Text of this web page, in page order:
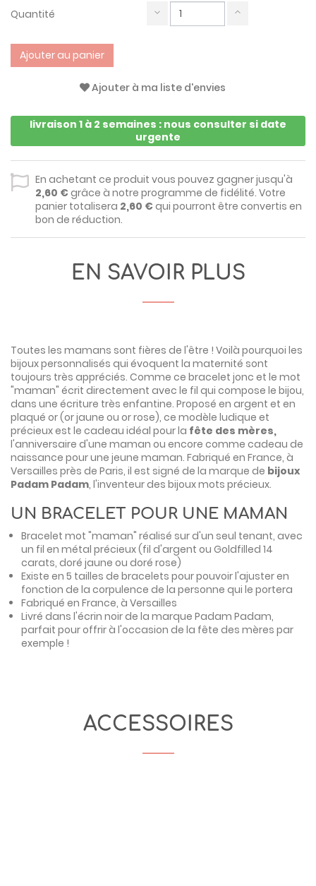
Quantité
Ajouter au panier
Ajouter à ma liste d'envies
livraison 1 à 2 semaines : nous consulter si date
urgente
En achetant ce produit vous pouvez gagner jusqu'à
2,60 €grâce à notre programme de fidélité. Votre
panier totalisera 2,60 €qui pourront être convertis en
bon de réduction.
EN SAVOIR PLUS
Toutes les mamans sont fières de l'être ! Voilà pourquoi les
bijoux personnalisés qui évoquent la maternité sont
toujours très appréciés. Comme ce bracelet jonc et le mot
"maman" écrit directement avec le fil qui compose le bijou,
dans une écriture très enfantine. Proposé en argent et en
plaqué or (or jaune ou or rose), ce modèle ludique et
précieux est le cadeau idéal pour la fête des mères,
l'anniversaire d'une maman ou encore comme cadeau de
naissance pour une jeune maman. Fabriqué en France, à
Versailles près de Paris, il est signé de la marque de bijoux
Padam Padam, l'inventeur des bijoux mots précieux.
UN BRACELET POUR UNE MAMAN
Bracelet mot "maman" réalisé sur d'un seul tenant, avec
un fil en métal précieux (fil d'argent ou Goldfilled 14
carats, doré jaune ou doré rose)
Existe en 5 tailles de bracelets pour pouvoir l'ajuster en
fonction de la corpulence de la personne qui le portera
Fabriqué en France, à Versailles
Livré dans l'écrin noir de la marque Padam Padam,
parfait pour offrir à l'occasion de la fête des mères par
exemple !
ACCESSOIRES